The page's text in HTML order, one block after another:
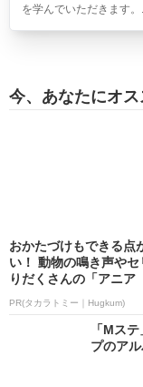
を学んでいただきます。
今、あなたにオス
おかたづけもできる点
い！ 動物の鳴き声やセ
りだくさんの「アニ
PR(タカラトミー｜Hugkum)
「Mス
プのア